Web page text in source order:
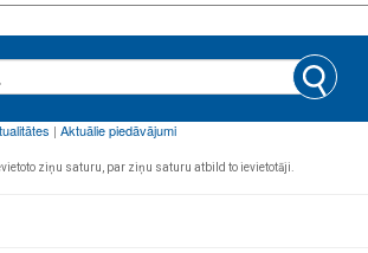
ziņu saturu, par ziņu saturu atbild to ievietotāji.